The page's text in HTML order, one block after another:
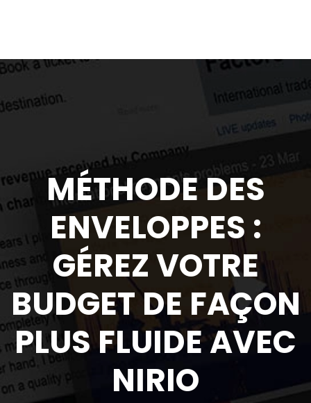
MÉTHODE DES
ENVELOPPES :
GÉREZ VOTRE
BUDGET DE FAÇON
PLUS FLUIDE AVEC
NIRIO